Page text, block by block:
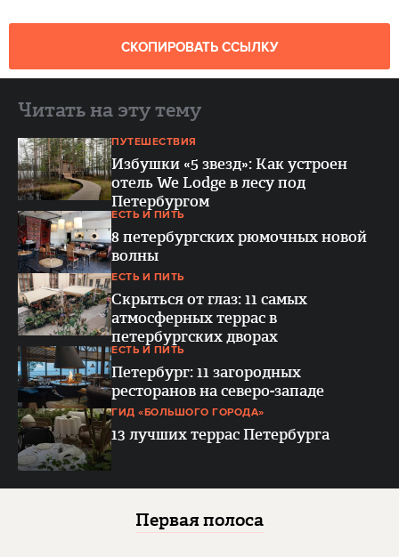
СКОПИРОВАТЬ ССЫЛКУ
Читать на эту тему
ПУТЕШЕСТВИЯ
Избушки «5 звезд»: Как устроен
отель We Lodge в лесу под
Петербургом
ЕСТЬ И ПИТЬ
8 петербургских рюмочных новой
волны
ЕСТЬ И ПИТЬ
Скрыться от глаз: 11 самых
атмосферных террас в
петербургских дворах
ЕСТЬ И ПИТЬ
Петербург: 11 загородных
ресторанов на северо-западе
ГИД «БОЛЬШОГО ГОРОДА»
13 лучших террас Петербурга
Первая полоса